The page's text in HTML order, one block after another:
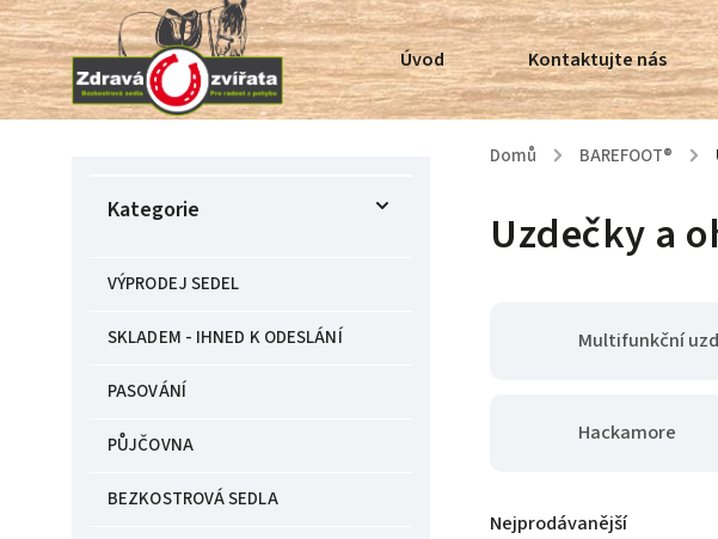
Úvod Kontaktujte nás
Domů / BAREFOOT® /
Kategorie
VÝPRODEJ SEDEL
SKLADEM - IHNED K ODESLÁNÍ
PASOVÁNÍ
PŮJČOVNA
BEZKOSTROVÁ SEDLA
Uzdečky a
Multifunkční
Hackamore
Nejprodávanější